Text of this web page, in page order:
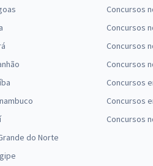
do Norte
Concursos
Concursos
Concursos
Concursos
Concursos
Concursos
Concursos